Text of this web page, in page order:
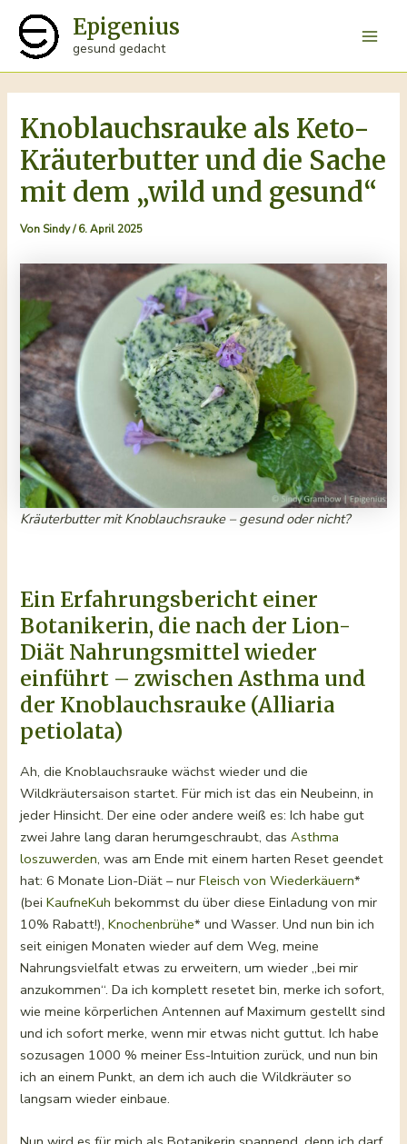
Inhalt
springen
Epigenius
gesund gedacht
Knoblauchsrauke als Keto-
Kräuterbutter und die Sache
mit dem „wild und gesund“
Von Sindy/6. April 2025
Kräuterbutter mit Knoblauchsrauke – gesund oder nicht?
Ein Erfahrungsbericht einer
Botanikerin, die nach der Lion-
Diät Nahrungsmittel wieder
einführt – zwischen Asthma und
der Knoblauchsrauke (Alliaria
petiolata)
Ah, die Knoblauchsrauke wächst wieder und die
Wildkräutersaison startet. Für mich ist das ein Neubeinn, in
jeder Hinsicht. Der eine oder andere weiß es: Ich habe gut
zwei Jahre lang daran herumgeschraubt, dasAsthma
loszuwerden, was am Ende mit einem harten Reset geendet
hat: 6 Monate Lion-Diät – nurFleisch von Wiederkäuern*
(beiKaufneKuh bekommst du über diese Einladung von mir
10% Rabatt!),Knochenbrühe* und Wasser. Und nun bin ich
seit einigen Monaten wieder auf dem Weg, meine
Nahrungsvielfalt etwas zu erweitern, um wieder „bei mir
anzukommen“. Da ich komplett resetet bin, merke ich sofort,
wie meine körperlichen Antennen auf Maximum gestellt sind
und ich sofort merke, wenn mir etwas nicht guttut. Ich habe
sozusagen 1000 % meiner Ess-Intuition zurück, und nun bin
ich an einem Punkt, an dem ich auch die Wildkräuter so
langsam wieder einbaue.